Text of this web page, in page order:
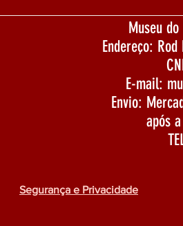
Museu
Endereço:
E-mail:
Envio:
após
Segurança e Privacidade